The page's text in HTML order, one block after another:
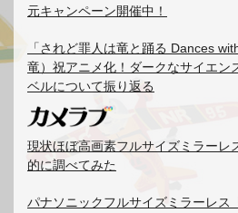
元キャンペーン開催中！
「されど罪人は竜と踊る Dances
竜）祝アニメ化！ダークなサイエン
ベルについて振り返る
現状ほぼ高画素フルサイズミラーレ
的に調べてみた
パナソニックフルサイズミラーレス